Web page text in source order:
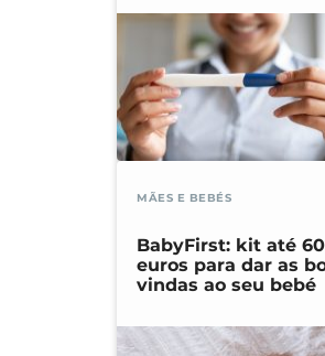
MÃES E BEBÉS
BabyFirst: kit até
euros para dar as
vindas ao seu bebé